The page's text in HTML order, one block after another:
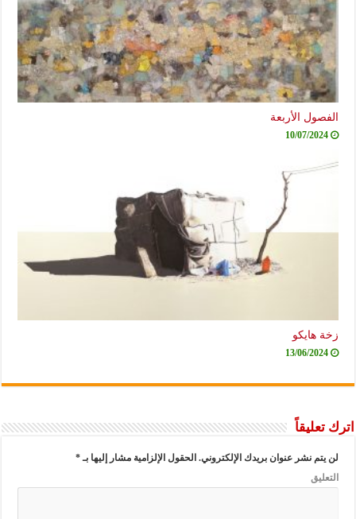
الفصول الأربعة
10/07/2024
زخة هايكو
13/06/2024
اترك تعليقاً
لن يتم نشر عنوان بريدك الإلكتروني. الحقول الإلزامية مشار إليها بـ*
التعليق